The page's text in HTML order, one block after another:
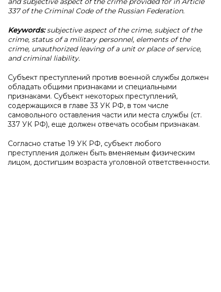
337 of the Criminal Code of the Russian Federation.
Keywords:subjective aspect of the crime, subject of the
crime, status of a military personnel, elements of the
crime, unauthorized leaving of a unit or place of service,
and criminal liability.
Субъект преступлений против военной службы должен
обладать общими признаками и специальными
признаками. Субъект некоторых преступлений,
содержащихся в главе 33 УК РФ, в том числе
самовольного оставления части или места службы (ст.
337 УК РФ), еще должен отвечать особым признакам.
Согласно статье 19 УК РФ, субъект любого
преступления должен быть вменяемым физическим
лицом, достигшим возраста уголовной ответственности.